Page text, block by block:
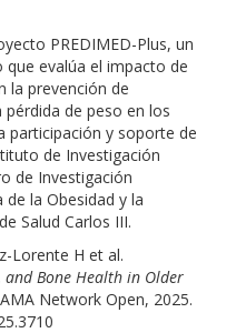
PREDIMED-Plus, un
evalúa el impacto de
la prevención de
de peso en los
participación y soporte de
de Investigación
de Investigación
la Obesidad y la
Salud Carlos III.
Lorente H et al.
Bone Health in Older
Network Open, 2025.